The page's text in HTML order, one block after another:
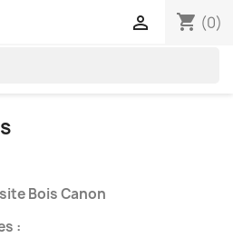
shopping_cart (0)

Bois Canon
: